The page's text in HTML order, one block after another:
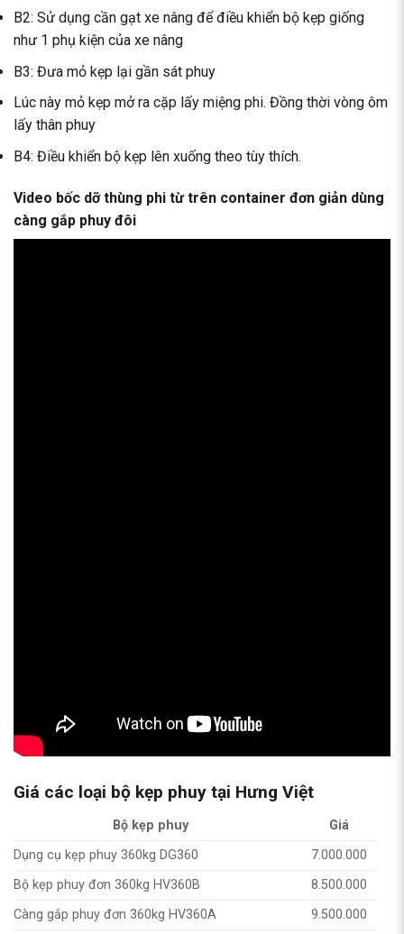
B2: Sử dụng cần gạt xe nâng để điều khiển bộ kẹp giống
như 1 phụ kiện của xe nâng
B3: Đưa mỏ kẹp lại gần sát phuy
Lúc này mỏ kẹp mở ra cặp lấy miệng phi. Đồng thời vòng ôm
lấy thân phuy
B4: Điều khiển bộ kẹp lên xuống theo tùy thích.
Video bốc dỡ thùng phi từ trên container đơn giản dùng
càng gắp phuy đôi
Giá các loại bộ kẹp phuy tại Hưng Việt
Bộ kẹp phuy
Giá
Dụng cụ kẹp phuy 360kg DG360
7.000.000
Bộ kẹp phuy đơn 360kg HV360B
8.500.000
Càng gắp phuy đơn 360kg HV360A
9.500.000